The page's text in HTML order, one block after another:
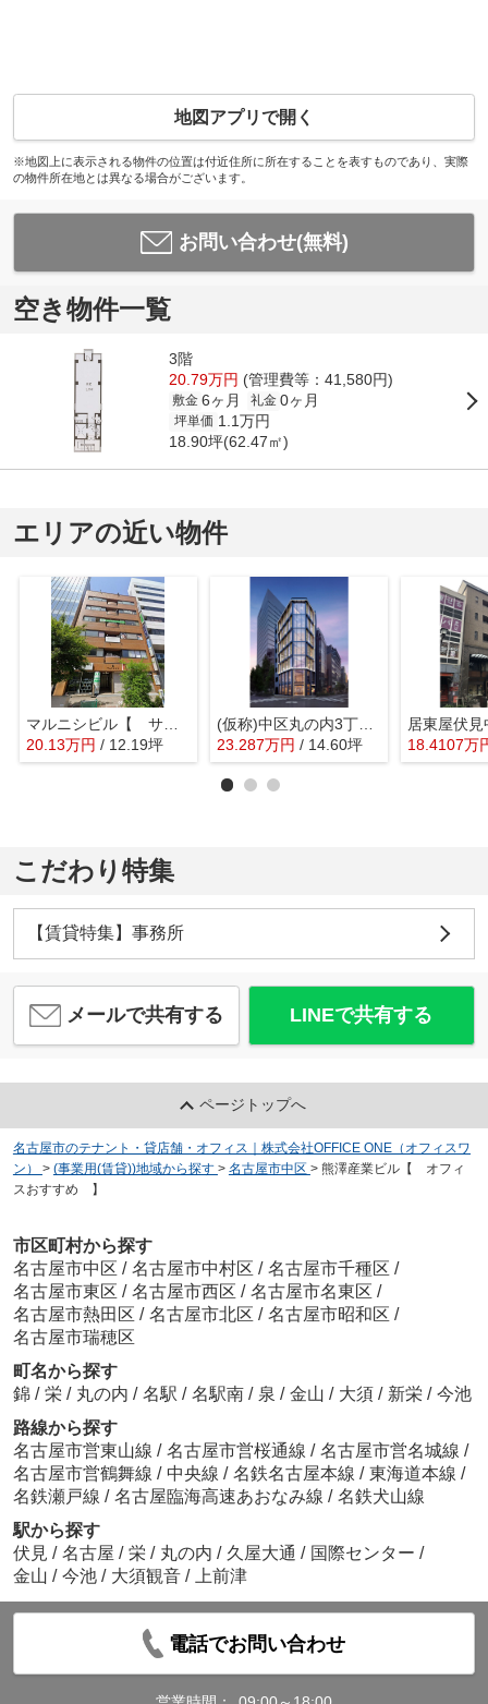
地図アプリで開く
※地図上に表示される物件の位置は付近住所に所在することを表すものであり、実際
の物件所在地とは異なる場合がございます。
お問い合わせ(無料)
空き物件一覧
3階
20.79万円 (管理費等：41,580円)
敷金 6ヶ月 礼金 0ヶ月
坪単価 1.1万円
18.90坪(62.47㎡)
エリアの近い物件
マルニシビル【 サロン系おすすめ 】
20.13万円 / 12.19坪
(仮称)中区丸の内3丁目プロジェクト【 サロン系おすすめ 】
23.287万円 / 14.60坪 18.4107万
こだわり特集
【賃貸特集】事務所
メールで共有する LINEで共有する
ページトップへ
名古屋市のテナント・貸店舗・オフィス｜株式会社OFFICE ONE（オフィスワ
ン）
> (事業用(賃貸))地域から探す > 名古屋市中区 > 熊澤産業ビル【 オフィ
スおすすめ 】
市区町村から探す
名古屋市中区 / 名古屋市中村区 / 名古屋市千種区 /
名古屋市東区 / 名古屋市西区 / 名古屋市名東区 /
名古屋市熱田区 / 名古屋市北区 / 名古屋市昭和区 /
名古屋市瑞穂区
町名から探す
錦 / 栄 / 丸の内 / 名駅 / 名駅南 / 泉 / 金山 / 大須 / 新栄 / 今池
路線から探す
名古屋市営東山線 / 名古屋市営桜通線 / 名古屋市営名城線 /
名古屋市営鶴舞線 / 中央線 / 名鉄名古屋本線 / 東海道本線 /
名鉄瀬戸線 / 名古屋臨海高速あおなみ線 / 名鉄犬山線
駅から探す
伏見 / 名古屋 / 栄 / 丸の内 / 久屋大通 / 国際センター /
金山 / 今池 / 大須観音 / 上前津
電話でお問い合わせ